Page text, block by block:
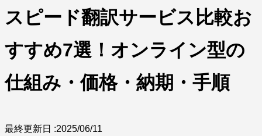
調査・アンケート
スピード翻訳サービス比較お
すすめ7選！オンライン型の
仕組み・価格・納期・手順
最終更新日 :2025/06/11